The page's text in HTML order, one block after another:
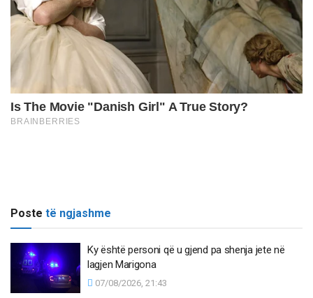
Poste të ngjashme
Ky është personi që u gjend pa shenja jete në
lagjen Marigona
07/08/2026, 21:43